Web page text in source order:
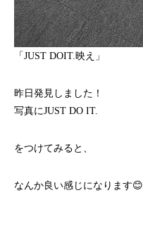
「JUST DOIT.映え」
昨日発見しました！
写真にJUST DO IT.
をつけてみると、
なんか良い感じになります😊